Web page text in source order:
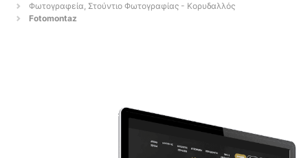
Φωτογραφεία, Στούντιο Φωτογραφίας - Κορυδαλλός
Fotomontaz